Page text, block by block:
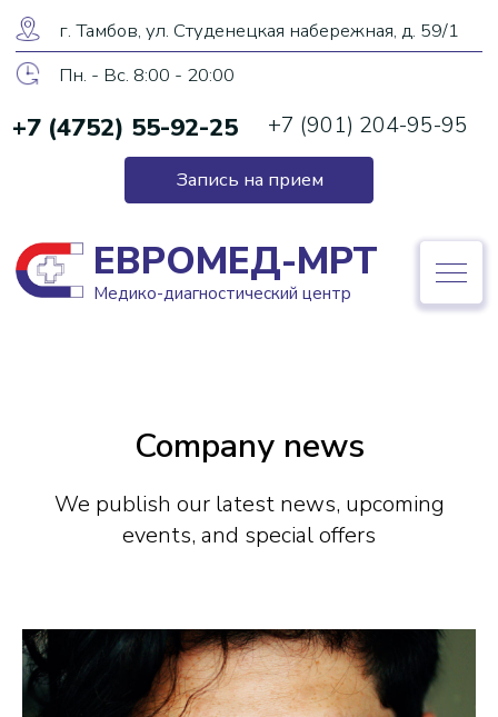
ЕВРОМЕД-МРТ
Медико-диагностический центр
Пн. - Вс. 8:00 - 20:00
г. Тамбов, ул. Студенецкая набережная, д. 59/1
Запись на прием
+7 (4752) 55-92-25
ЕВРОМЕД-МРТ
Медико-диагностический центр
Запись на прием
Company news
We publish our latest news, upcoming
events, and special offers